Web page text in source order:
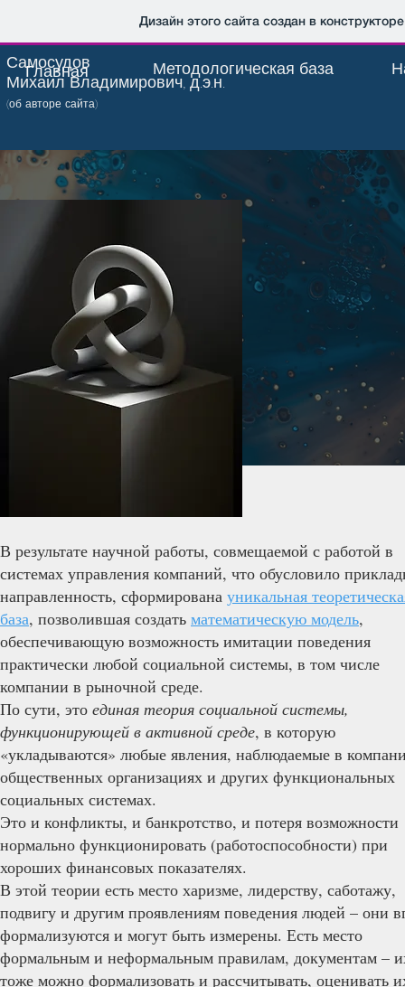
Дизайн этого сайта создан в
Самосудов
Михаил Владимирович, д.э.н.
(об авторе сайта)
Главная Методологическая база
В результате научной работы, совмещаемой с работой в
системах управления компаний, что обусловило
направленность, сформирована уникальная
база, позволившая создать математическую модель,
обеспечивающую возможность имитации поведения
практически любой социальной системы, в том числе
компании в рыночной среде.
По сути, это единая теория социальной системы,
функционирующей в активной среде, в которую
«укладываются» любые явления, наблюдаемые в
общественных организациях и других функциональных
социальных системах.
Это и конфликты, и банкротство, и потеря возможности
нормально функционировать (работоспособности) при
хороших финансовых показателях.
В этой теории есть место харизме, лидерству, саботажу,
подвигу и другим проявлениям поведения людей – они
формализуются и могут быть измерены. Есть место
формальным и неформальным правилам, документам –
тоже можно формализовать и рассчитывать, оценивать